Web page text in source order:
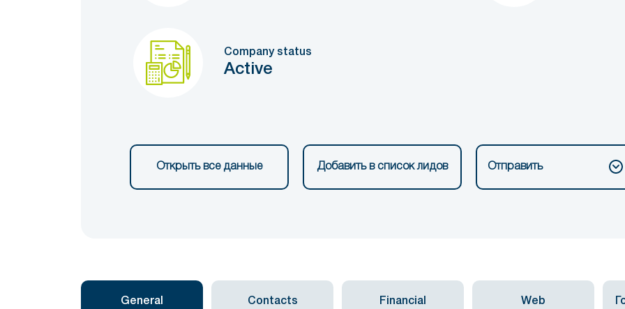
Company status
Active
Открыть все данные Добавить в список лидов Отправить
General Contacts Financial Web